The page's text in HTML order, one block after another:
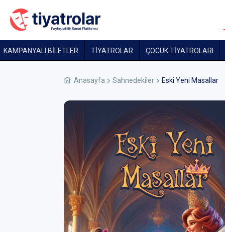
KAMPANYALI BİLETLER TİYATROLAR ÇOCUK TIYATROLARI
Anasayfa Sahnedekiler Eski Yeni Masallar